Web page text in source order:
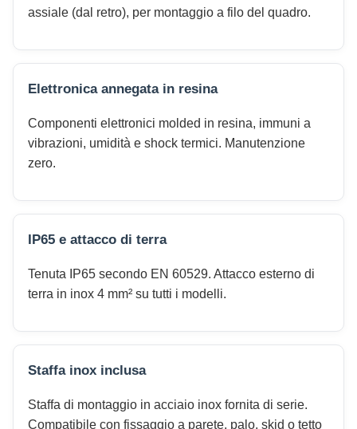
assiale (dal retro), per montaggio a filo del quadro.
Elettronica annegata in resina
Componenti elettronici molded in resina, immuni a
vibrazioni, umidità e shock termici. Manutenzione
zero.
IP65 e attacco di terra
Tenuta IP65 secondo EN 60529. Attacco esterno di
terra in inox 4 mm² su tutti i modelli.
Staffa inox inclusa
Staffa di montaggio in acciaio inox fornita di serie.
Compatibile con fissaggio a parete, palo, skid o tetto